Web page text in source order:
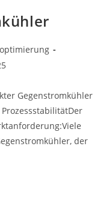
Gegenstromkühler
der